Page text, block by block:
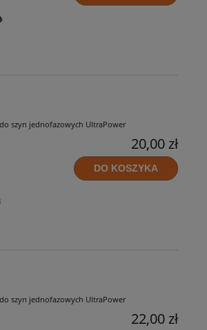
do szyn jednofazowych UltraPower
20,00 zł
DO KOSZYKA
do szyn jednofazowych UltraPower
22,00 zł